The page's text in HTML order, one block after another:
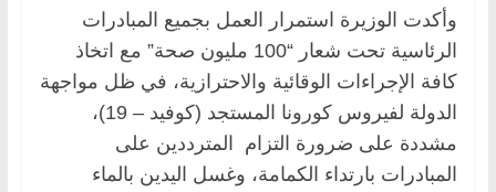
وأكدت الوزيرة استمرار العمل بجميع المبادرات
الرئاسية تحت شعار “100 مليون صحة” مع اتخاذ
كافة الإجراءات الوقائية والاحترازية، في ظل مواجهة
الدولة لفيروس كورونا المستجد (كوفيد – 19)،
مشددة على ضرورة التزام المترددين على
المبادرات بارتداء الكمامة، وغسل اليدين بالماء